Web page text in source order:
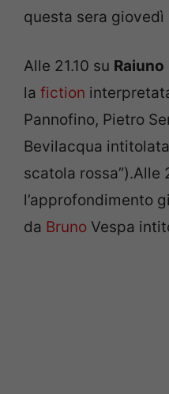
questa sera giovedì
Alle 21.10 su Raiuno
la fiction
Pannofino, Pietro
Bevilacqua intitolata
scatola rossa”).Alle
l’approfondimento
da Bruno Vespa